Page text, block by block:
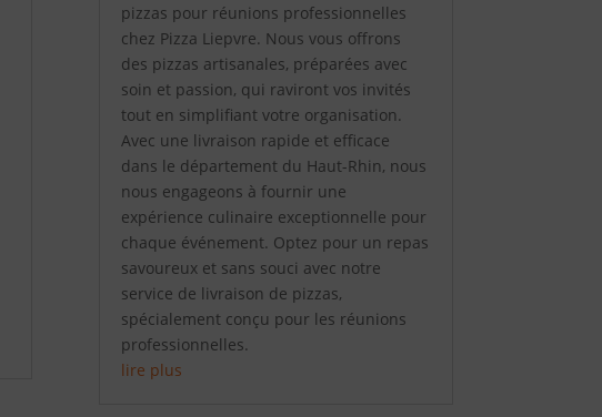
pizzas pour réunions professionnelles
chez Pizza Liepvre. Nous vous offrons
des pizzas artisanales, préparées avec
soin et passion, qui raviront vos invités
tout en simplifiant votre organisation.
Avec une livraison rapide et efficace
dans le département du Haut-Rhin, nous
nous engageons à fournir une
expérience culinaire exceptionnelle pour
chaque événement. Optez pour un repas
savoureux et sans souci avec notre
service de livraison de pizzas,
spécialement conçu pour les réunions
professionnelles.
lire plus